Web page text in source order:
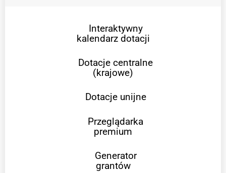
Interaktywny
kalendarz dotacji
Dotacje centralne
(krajowe)
Dotacje unijne
Przeglądarka
premium
Generator
grantów